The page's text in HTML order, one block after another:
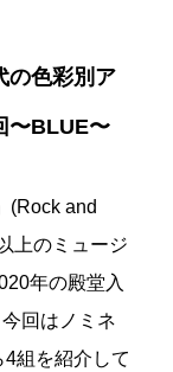
の色彩別ア
〜BLUE〜
(Rock and
上のミュージ
年の殿堂入
回はノミネ
組を紹介して